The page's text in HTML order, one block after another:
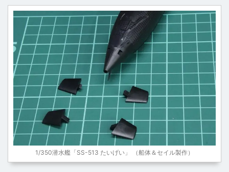
1/350潜水艦「SS-513 たいげい」 （船体＆セイル製作）